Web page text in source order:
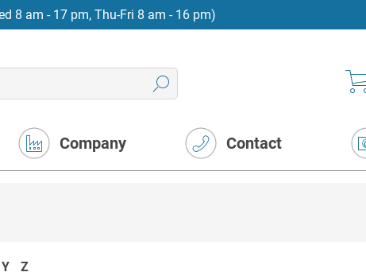
8 am - 17 pm, Thu-Fri 8 am - 16 pm)
Company Contact
Y Z